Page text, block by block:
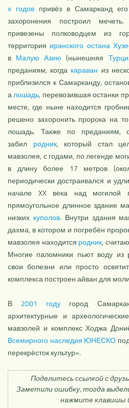
х годов привёз в Самарканд
захоронения построил
привезены полководцем из
территория иранского остана
в Малую Азию (нынешняя
преданиям, когда караван из
приблизился к Самарканду,
алошадь, перевозившая останки
месте, где ныне находится
решено захоронить пророка на
лошадь. Также по преданиям,
забил родник, который стал
мавзолея, с годами, по легенде
в длину более 17 метров
периодически достраивался и
начале XX века над могилой
прямоугольное длинное здание
низких куполов. Внутри здания
дахма, в котором и погребён
мавзолея находится родник,
Многие паломники пьют воду из
свои болезни или просто
комплекса построен айван для
В 2001 году город
архитектурные и
мавзолей и комплекс Ходжа
Всемирного наследия ЮНЕСКО
перекрёсток культур».
Поделитесь ссылкой с
Заметили ошибку, тогда
нажмите клавишы